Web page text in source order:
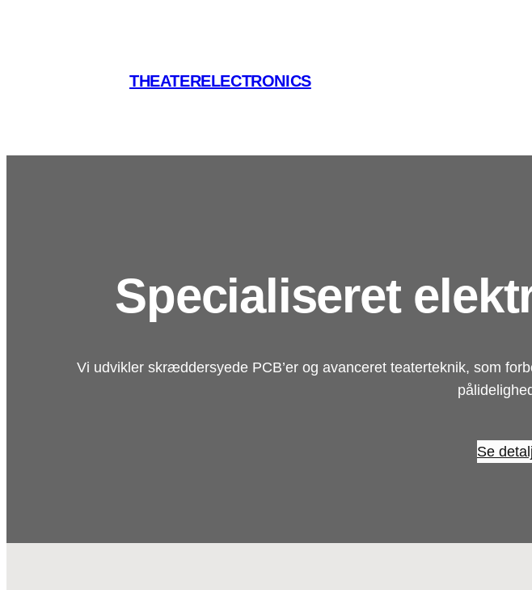
THEATERELECTRONICS
Specialiseret
Vi udvikler skræddersyede PCB’er og avanceret teaterteknik, som
Se